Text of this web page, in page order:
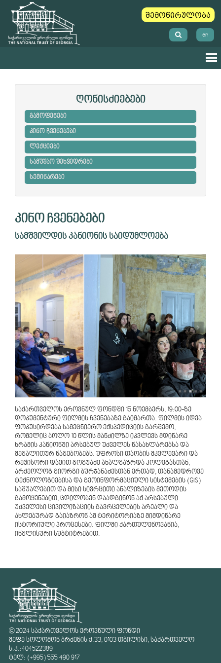
შემოწირულობა
en
ღონისძიებები
გამოფენები
კინო ჩვენებები
ლექციები
სამუშაო შეხვედრები
სემინარები
კინო ჩვენებები
სამშვილდის კანიონის საიდუმლოება
საქართველოს ეროვნულ ფონდში 15 ნოემბერს, 19:00-ზე
დოკუმენტური ფილმის ჩვენებაზე გაიმართა. ფილმის იდეა
ფოკუსირდება სამეცნიერო ექსპედიციის გარშემო,
რომელიც ბოლო 10 წლის მანძილზე იკვლევს მდინარე
ხრამის კანიონში არსებულ უძველეს ნასახლარებსა და
მეგალითურ ნაგებობებს. უფროსი თაობის მკვლევარი და
რეჟისორი დავით გოგუაძე ახალგაზრდა კოლეგასთან,
არქეოლოგ გიორგი ბურჯანაძესთან ერთად, თანამედროვე
ტექნოლოგიებისა და გეოინფორმაციული სისტემების (GIS)
საშუალებით და მისი სივრცითი ანალიზების მეთოდის
გამოყენებით, ცდილობენ დაადგინონ აქ არსებული
უძველესი ცივილიზაციის გავრცელების არეალი და
ახლებურად გაიაზრონ ამ ტერიტორიაზე მიმდინარე
ისტორიული პროცესები. ფილმი ქართულენოვანია,
ინგლისური სუბტიტრებით.
© 2024 საქართველოს ეროვნული ფონდი
მეფე სოლომონ ბრძენის ქ.33, 0103 თბილისი, საქართველო
ს.კ.:404522389
ტელ: (+995) 555 490 917